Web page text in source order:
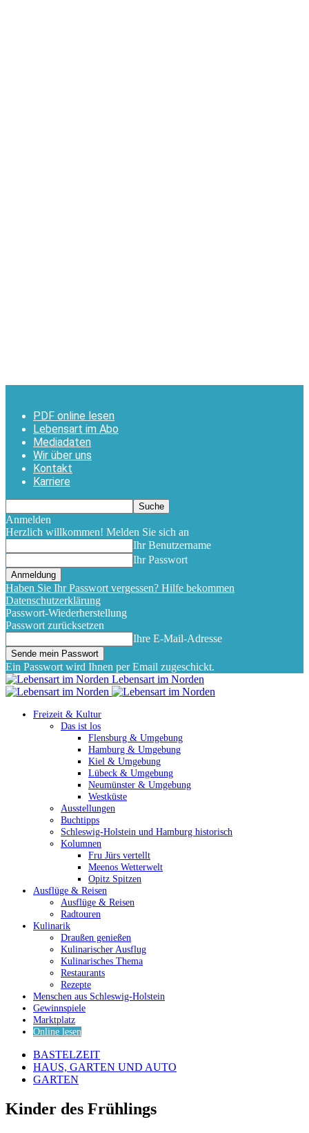
PDF online lesen
Lebensart im Abo
Mediadaten
Wir über uns
Kontakt
Karriere
Anmelden
Herzlich willkommen! Melden Sie sich an
Ihr Benutzername
Ihr Passwort
Haben Sie Ihr Passwort vergessen? Hilfe bekommen
Datenschutzerklärung
Passwort-Wiederherstellung
Passwort zurücksetzen
Ihre E-Mail-Adresse
Ein Passwort wird Ihnen per Email zugeschickt.
Lebensart im Norden
Freizeit & Kultur
Das ist los
Flensburg & Umgebung
Hamburg & Umgebung
Kiel & Umgebung
Lübeck & Umgebung
Neumünster & Umgebung
Westküste
Ausstellungen
Buchtipps
Schleswig-Holstein und Hamburg historisch
Kolumnen
Fru Jürs vertellt
Meenos Wetterwelt
Opitz Spitzen
Ausflüge & Reisen
Ausflüge & Reisen
Radtouren
Kulinarik
Draußen genießen
Kulinarischer Ausflug
Kulinarisches Thema
Restaurants
Rezepte
Menschen aus Schleswig-Holstein
Gewinnspiele
Marktplatz
Online lesen
BASTELZEIT
HAUS, GARTEN UND AUTO
GARTEN
Kinder des Frühlings